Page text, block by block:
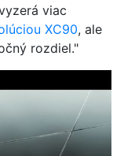
viac
XC90, ale
rozdiel."